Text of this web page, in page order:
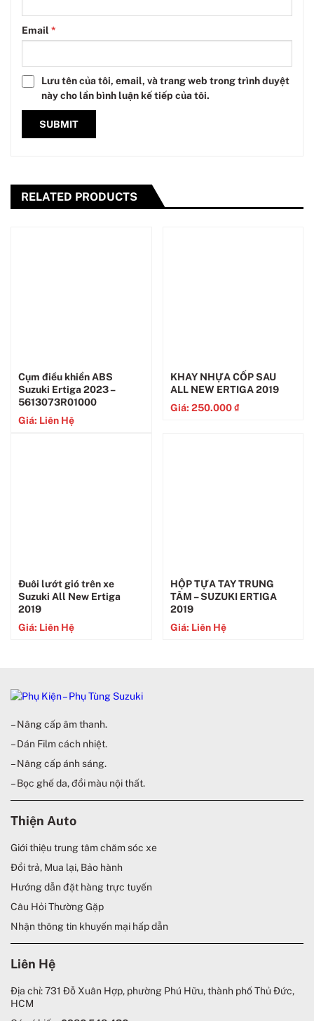
Email *
Lưu tên của tôi, email, và trang web trong trình duyệt
này cho lần bình luận kế tiếp của tôi.
RELATED PRODUCTS
Cụm điều khiển ABS
Suzuki Ertiga 2023 –
5613073R01000
Giá: Liên Hệ
KHAY NHỰA CỐP SAU
ALL NEW ERTIGA 2019
Giá: 250.000₫
Đuôi lướt gió trên xe
Suzuki All New Ertiga
2019
Giá: Liên Hệ
HỘP TỰA TAY TRUNG
TÂM – SUZUKI ERTIGA
2019
Giá: Liên Hệ
– Nâng cấp âm thanh.
– Dán Film cách nhiệt.
– Nâng cấp ánh sáng.
– Bọc ghế da, đổi màu nội thất.
Thiện Auto
Giới thiệu trung tâm chăm sóc xe
Đổi trả, Mua lại, Bảo hành
Hướng dẫn đặt hàng trực tuyến
Câu Hỏi Thường Gặp
Nhận thông tin khuyến mại hấp dẫn
Liên Hệ
Địa chỉ: 731 Đỗ Xuân Hợp, phường Phú Hữu, thành phố Thủ Đức,
HCM